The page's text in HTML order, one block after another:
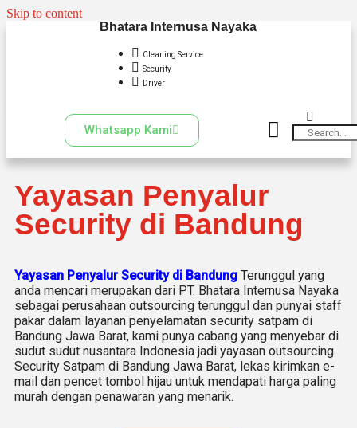
Skip to content
Bhatara Internusa Nayaka
Cleaning Service
Security
Driver
Whatsapp Kami
Yayasan Penyalur
Security di Bandung
Yayasan Penyalur Security di Bandung Terunggul yang
anda mencari merupakan dari PT. Bhatara Internusa Nayaka
sebagai perusahaan outsourcing terunggul dan punyai staff
pakar dalam layanan penyelamatan security satpam di
Bandung Jawa Barat, kami punya cabang yang menyebar di
sudut sudut nusantara Indonesia jadi yayasan outsourcing
Security Satpam di Bandung Jawa Barat, lekas kirimkan e-
mail dan pencet tombol hijau untuk mendapati harga paling
murah dengan penawaran yang menarik.